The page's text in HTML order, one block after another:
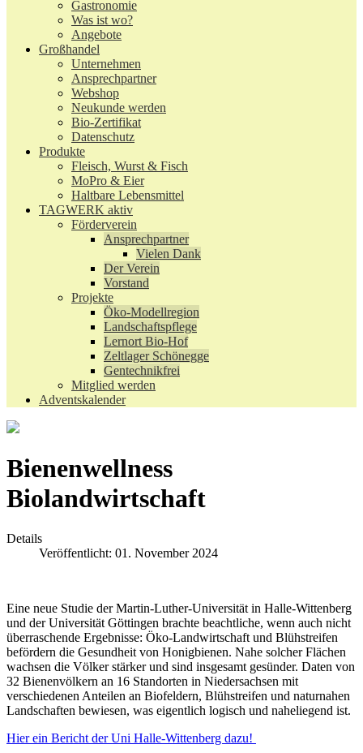
Gastronomie
Was ist wo?
Angebote
Großhandel
Unternehmen
Ansprechpartner
Webshop
Neukunde werden
Bio-Zertifikat
Datenschutz
Produkte
Fleisch, Wurst & Fisch
MoPro & Eier
Haltbare Lebensmittel
TAGWERK aktiv
Förderverein
Ansprechpartner
Vielen Dank
Der Verein
Vorstand
Projekte
Öko-Modellregion
Landschaftspflege
Lernort Bio-Hof
Zeltlager Schönegge
Gentechnikfrei
Mitglied werden
Adventskalender
Bienenwellness
Biolandwirtschaft
Details
Veröffentlicht: 01. November 2024
Eine neue Studie der Martin-Luther-Universität in Halle-Wittenberg
und der Universität Göttingen brachte beachtliche, wenn auch nicht
überraschende Ergebnisse: Öko-Landwirtschaft und Blühstreifen
befördern die Gesundheit von Honigbienen. Nahe solcher Flächen
wachsen die Völker stärker und sind insgesamt gesünder. Daten von
32 Bienenvölkern an 16 Standorten in Niedersachsen mit
verschiedenen Anteilen an Biofeldern, Blühstreifen und naturnahen
Landschaften bewiesen, was eigentlich logisch und naheliegend ist.
Hier ein Bericht der Uni Halle-Wittenberg dazu!